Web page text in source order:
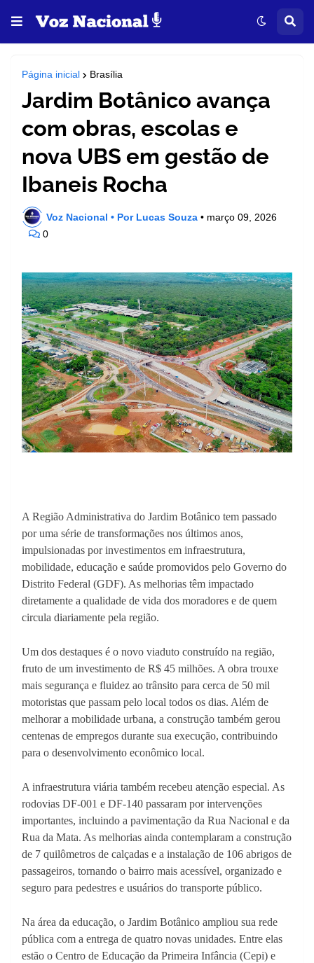
Página inicial Brasília
Jardim Botânico avança
com obras, escolas e
nova UBS em gestão de
Ibaneis Rocha
Voz Nacional • Por Lucas Souza • março 09, 2026
0
A Região Administrativa do Jardim Botânico tem passado
por uma série de transformações nos últimos anos,
impulsionadas por investimentos em infraestrutura,
mobilidade, educação e saúde promovidos pelo Governo do
Distrito Federal (GDF). As melhorias têm impactado
diretamente a qualidade de vida dos moradores e de quem
circula diariamente pela região.
Um dos destaques é o novo viaduto construído na região,
fruto de um investimento de R$ 45 milhões. A obra trouxe
mais segurança e fluidez ao trânsito para cerca de 50 mil
motoristas que passam pelo local todos os dias. Além de
melhorar a mobilidade urbana, a construção também gerou
centenas de empregos durante sua execução, contribuindo
para o desenvolvimento econômico local.
A infraestrutura viária também recebeu atenção especial. As
rodovias DF-001 e DF-140 passaram por intervenções
importantes, incluindo a pavimentação da Rua Nacional e da
Rua da Mata. As melhorias ainda contemplaram a construção
de 7 quilômetros de calçadas e a instalação de 106 abrigos de
passageiros, tornando o bairro mais acessível, organizado e
seguro para pedestres e usuários do transporte público.
Na área da educação, o Jardim Botânico ampliou sua rede
pública com a entrega de quatro novas unidades. Entre elas
estão o Centro de Educação da Primeira Infância (Cepi) e